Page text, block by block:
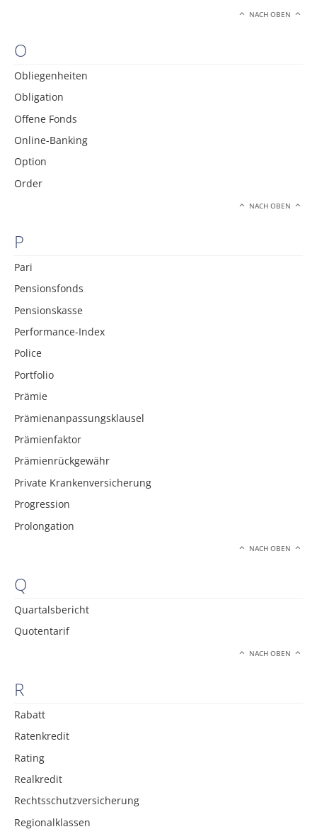
NACH OBEN
O
Obliegenheiten
Obligation
Offene Fonds
Online-Banking
Option
Order
NACH OBEN
P
Pari
Pensionsfonds
Pensionskasse
Performance-Index
Police
Portfolio
Prämie
Prämienanpassungsklausel
Prämienfaktor
Prämienrückgewähr
Private Krankenversicherung
Progression
Prolongation
NACH OBEN
Q
Quartalsbericht
Quotentarif
NACH OBEN
R
Rabatt
Ratenkredit
Rating
Realkredit
Rechtsschutzversicherung
Regionalklassen